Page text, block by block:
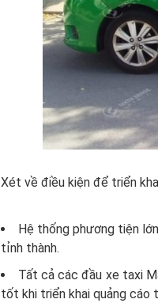
Xét về điều kiện để triển
Hệ thống phương tiện
tỉnh thành.
Tất cả các đầu xe taxi
tốt khi triển khai quảng cáo